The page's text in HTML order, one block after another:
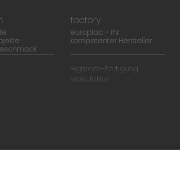
factory
europlac – Ihr
kompetenter Hersteller
Hightech-Fertigung
Manufaktur